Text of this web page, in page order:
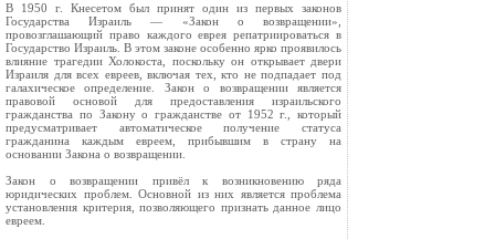
В 1950 г. Кнесетом был принят один из первых законов
Государства Израиль — «Закон о возвращении»,
провозглашающий право каждого еврея репатриироваться в
Государство Израиль. В этом законе особенно ярко проявилось
влияние трагедии Холокоста, поскольку он открывает двери
Израиля для всех евреев, включая тех, кто не подпадает под
галахическое определение. Закон о возвращении является
правовой основой для предоставления израильского
гражданства по Закону о гражданстве от 1952 г., который
предусматривает автоматическое получение статуса
гражданина каждым евреем, прибывшим в страну на
основании Закона о возвращении.
Закон о возвращении привёл к возникновению ряда
юридических проблем. Основной из них является проблема
установления критерия, позволяющего признать данное лицо
евреем.